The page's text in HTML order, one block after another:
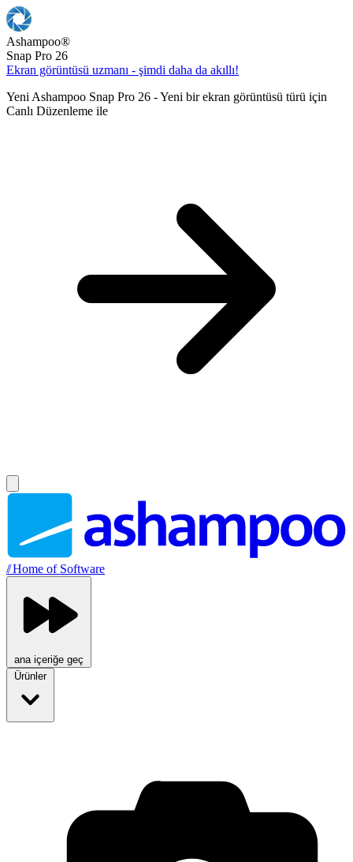
Ashampoo®
Snap Pro 26
Ekran görüntüsü uzmanı - şimdi daha da akıllı!
Yeni Ashampoo Snap Pro 26 - Yeni bir ekran görüntüsü türü için
Canlı Düzenleme ile
//Home of Software
ana içeriğe geç
Ürünler